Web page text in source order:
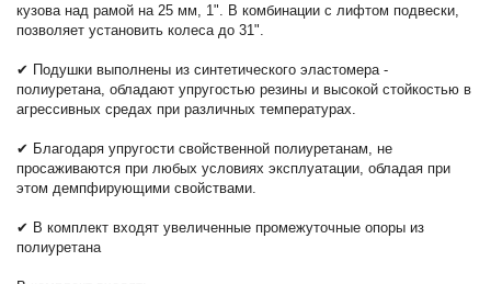
кузова над рамой на 25 мм, 1". В комбинации с лифтом подвески,
позволяет установить колеса до 31".
✔ Подушки выполнены из синтетического эластомера -
полиуретана, обладают упругостью резины и высокой стойкостью в
агрессивных средах при различных температурах.
✔ Благодаря упругости свойственной полиуретанам, не
просаживаются при любых условиях эксплуатации, обладая при
этом демпфирующими свойствами.
✔ В комплект входят увеличенные промежуточные опоры из
полиуретана